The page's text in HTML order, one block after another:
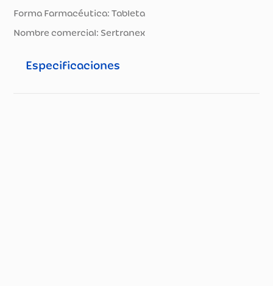
Forma Farmacéutica: Tableta
Nombre comercial: Sertranex
Especificaciones